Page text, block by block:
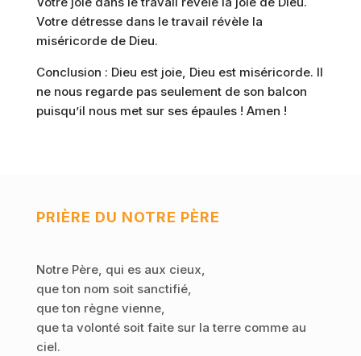
Votre détresse dans le travail révèle la
miséricorde de Dieu.
Conclusion : Dieu est joie, Dieu est miséricorde. Il
ne nous regarde pas seulement de son balcon
puisqu’il nous met sur ses épaules ! Amen !
PRIÈRE DU NOTRE PÈRE
Notre Père, qui es aux cieux,
que ton nom soit sanctifié,
que ton règne vienne,
que ta volonté soit faite sur la terre comme au
ciel.